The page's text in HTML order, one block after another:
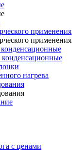
применения
применения
нагрева
с ценами